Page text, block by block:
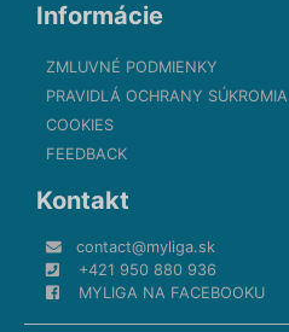
Informácie
ZMLUVNÉ PODMIENKY
PRAVIDLÁ OCHRANY SÚKROMIA
COOKIES
FEEDBACK
Kontakt
contact@myliga.sk
+421 950 880 936
MYLIGA NA FACEBOOKU